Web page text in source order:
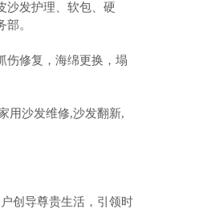
沙发护理、软包、硬
。
伤修复，海绵更换，塌
用沙发维修,沙发翻新,
创导尊贵生活，引领时